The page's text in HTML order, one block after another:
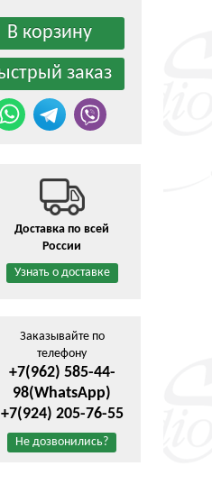
Доставка по всей
России
Узнать о доставке
Заказывайте по
телефону
+7(962) 585-44-
98(WhatsApp)
+7(924) 205-76-55
Не дозвонились?